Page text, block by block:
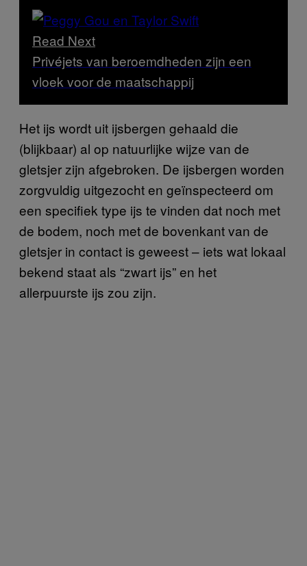
Read Next
Privéjets van beroemdheden zijn een
vloek voor de maatschappij
Het ijs wordt uit ijsbergen gehaald die
(blijkbaar) al op natuurlijke wijze van de
gletsjer zijn afgebroken. De ijsbergen worden
zorgvuldig uitgezocht en geïnspecteerd om
een specifiek type ijs te vinden dat noch met
de bodem, noch met de bovenkant van de
gletsjer in contact is geweest – iets wat lokaal
bekend staat als “zwart ijs” en het
allerpuurste ijs zou zijn.